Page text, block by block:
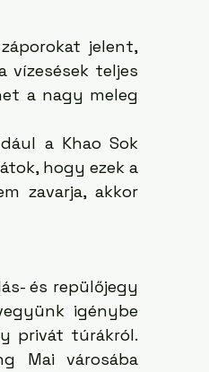
jelent,
vízesések teljes
a nagy meleg
a Khao Sok
hogy ezek a
zavarja, akkor
és repülőjegy
igénybe
privát túrákról.
Mai városába